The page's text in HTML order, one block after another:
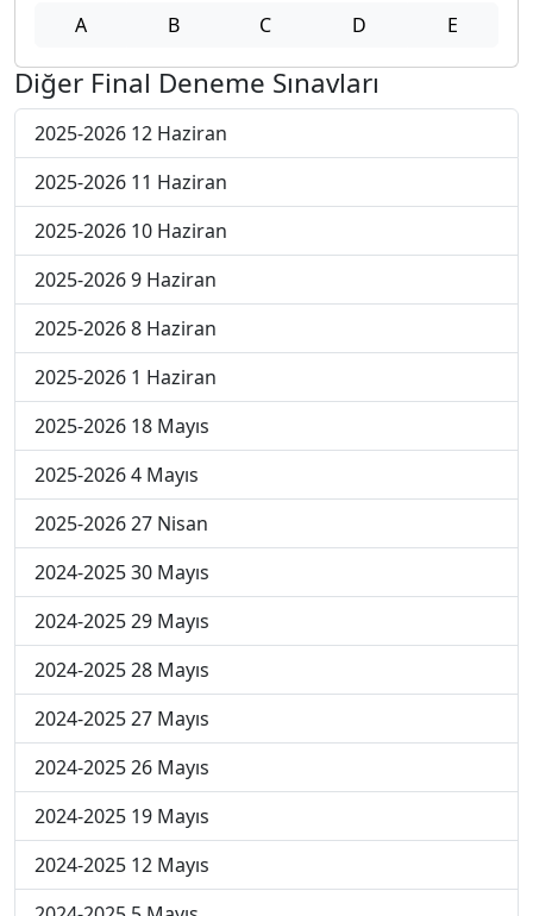
A B C D E
Diğer Final Deneme Sınavları
2025-2026 12 Haziran
2025-2026 11 Haziran
2025-2026 10 Haziran
2025-2026 9 Haziran
2025-2026 8 Haziran
2025-2026 1 Haziran
2025-2026 18 Mayıs
2025-2026 4 Mayıs
2025-2026 27 Nisan
2024-2025 30 Mayıs
2024-2025 29 Mayıs
2024-2025 28 Mayıs
2024-2025 27 Mayıs
2024-2025 26 Mayıs
2024-2025 19 Mayıs
2024-2025 12 Mayıs